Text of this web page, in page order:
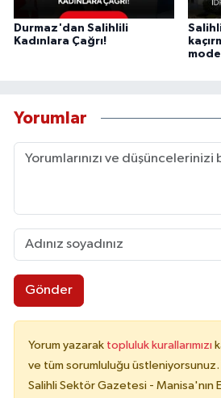
Durmaz'dan Salihlili
Kadınlara Çağrı!
Yorumlar
Gönder
Yorum yazarak topluluk kurallarımızı
ve tüm sorumluluğu üstleniyorsunuz.
Salihli Sektör Gazetesi - Manisa'nın